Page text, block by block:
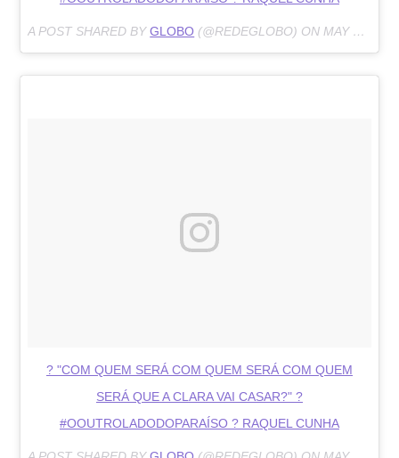
A POST SHARED BYGLOBO (@REDEGLOBO) ON MAY 11, 2018 AT 4:04PM PDT
? "COM QUEM SERÁ COM QUEM SERÁ COM QUEM
SERÁ QUE A CLARA VAI CASAR?" ?
#OOUTROLADODOPARAÍSO ? RAQUEL CUNHA